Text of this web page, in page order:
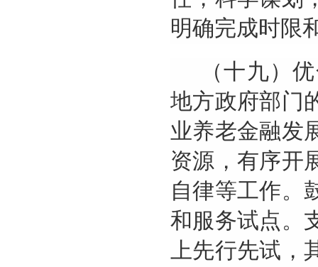
明确完成时限
（十九）
地方政府部门
业养老金融发
资源，有序开
自律等工作。
和服务试点。
上先行先试，